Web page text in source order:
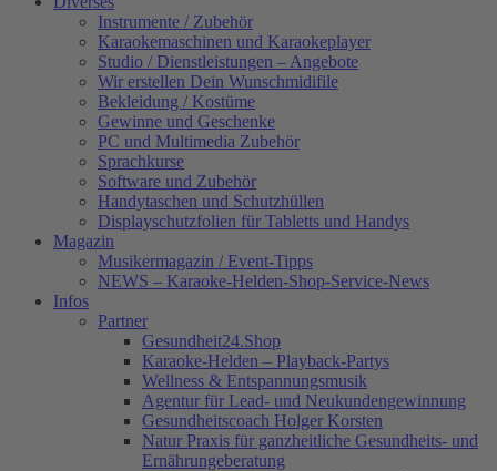
Instrumente / Zubehör
Karaokemaschinen und Karaokeplayer
Studio / Dienstleistungen – Angebote
Wir erstellen Dein Wunschmidifile
Bekleidung / Kostüme
Gewinne und Geschenke
PC und Multimedia Zubehör
Sprachkurse
Software und Zubehör
Handytaschen und Schutzhüllen
Displayschutzfolien für Tabletts und Handys
Magazin
Musikermagazin / Event-Tipps
NEWS – Karaoke-Helden-Shop-Service-News
Infos
Partner
Gesundheit24.Shop
Karaoke-Helden – Playback-Partys
Wellness & Entspannungsmusik
Agentur für Lead- und Neukundengewinnung
Gesundheitscoach Holger Korsten
Natur Praxis für ganzheitliche Gesundheits- und
Ernährungeberatung